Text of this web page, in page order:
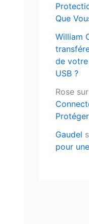
Que
William
de
USB ?
Rose sur
Gaudel
pour